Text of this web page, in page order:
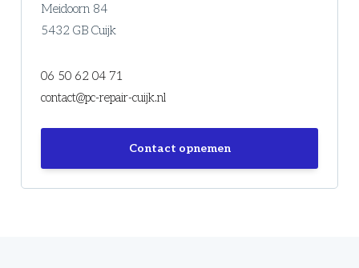
Meidoorn 84
5432 GB Cuijk
06 50 62 04 71
contact@pc-repair-cuijk.nl
Contact opnemen